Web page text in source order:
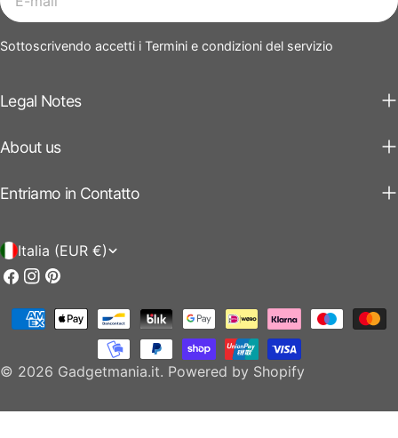
Legal Notes
About us
Entriamo in Contatto
mail
Sottoscrivendo accetti i Termini e condizioni del servizio
P
a
e
Italia (EUR €)
Facebook
Instagram
Pinterest
© 2026 Gadgetmania.it. Powered by Shopify
Modalità
pagamento